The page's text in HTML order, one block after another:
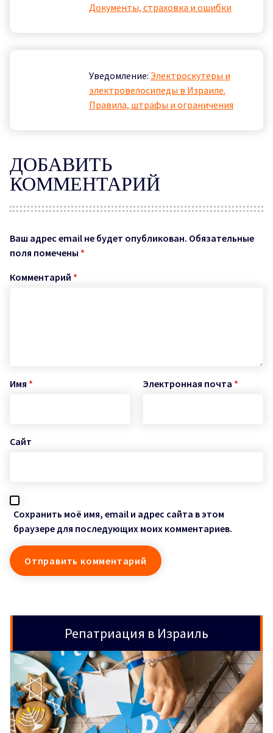
Документы, страховка и ошибки
Уведомление: Электроскутеры и
электровелосипеды в Израиле.
Правила, штрафы и ограничения
ДОБАВИТЬ
КОММЕНТАРИЙ
Ваш адрес email не будет опубликован. Обязательные
поля помечены *
Комментарий *
Имя * Электронная почта *
Сайт
Сохранить моё имя, email и адрес сайта в этом
браузере для последующих моих комментариев.
Репатриация в Израиль